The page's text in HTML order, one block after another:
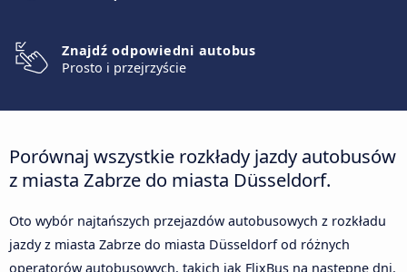
Znajdź odpowiedni autobus
Prosto i przejrzyście
Porównaj wszystkie rozkłady jazdy autobusów
z miasta Zabrze do miasta Düsseldorf.
Oto wybór najtańszych przejazdów autobusowych z rozkładu
jazdy z miasta Zabrze do miasta Düsseldorf od różnych
operatorów autobusowych, takich jak FlixBus na następne dni.